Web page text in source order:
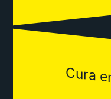
Cura